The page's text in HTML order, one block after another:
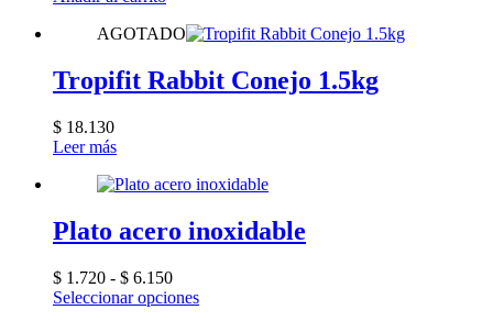
AGOTADO
Tropifit Rabbit Conejo 1.5kg
$ 18.130
Leer más
Plato acero inoxidable
$ 1.720 - $ 6.150Rango
de
Seleccionar opcionesEste